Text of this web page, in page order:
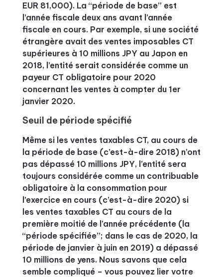
EUR 81,000). La “période de base” est
l’année fiscale deux ans avant l’année
fiscale en cours. Par exemple, si une société
étrangère avait des ventes imposables CT
supérieures à 10 millions JPY au Japon en
2018, l’entité serait considérée comme un
payeur CT obligatoire pour 2020
concernant les ventes à compter du 1er
janvier 2020.
Seuil de période spécifié
Même si les ventes taxables CT, au cours de
la période de base (c’est-à-dire 2018) n’ont
pas dépassé 10 millions JPY, l’entité sera
toujours considérée comme un contribuable
obligatoire à la consommation pour
l’exercice en cours (c’est-à-dire 2020) si
les ventes taxables CT au cours de la
première moitié de l’année précédente (la
“période spécifiée”; dans le cas de 2020, la
période de janvier à juin en 2019) a dépassé
10 millions de yens. Nous savons que cela
semble compliqué – vous pouvez lier votre